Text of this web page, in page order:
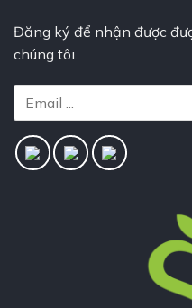
Đăng ký để nhận được
chúng tôi.